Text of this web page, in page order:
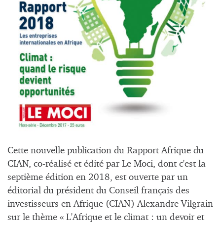
Cette nouvelle publication du Rapport Afrique du
CIAN, co-réalisé et édité par Le Moci, dont c'est la
septième édition en 2018, est ouverte par un
éditorial du président du Conseil français des
investisseurs en Afrique (CIAN) Alexandre Vilgrain
sur le thème « L'Afrique et le climat : un devoir et